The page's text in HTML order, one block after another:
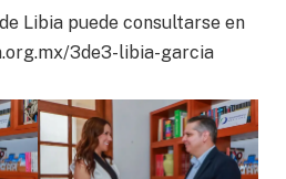
Libia puede consultarse en
3de3-libia-garcia